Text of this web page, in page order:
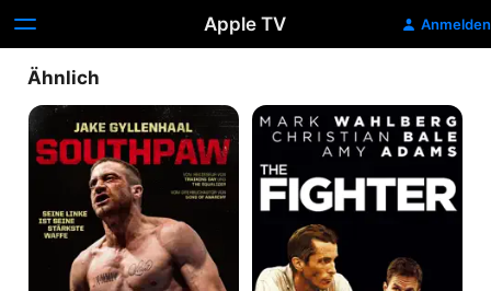
Apple TV Anmelden
Ähnlich
Southpaw
The
Fighter